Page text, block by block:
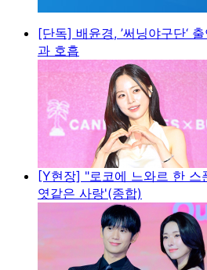
[단독] 배윤경, ’써닝야구단‘
과 호흡
[Y현장] "로코에 느와르 한 스
엿같은 사랑'(종합)